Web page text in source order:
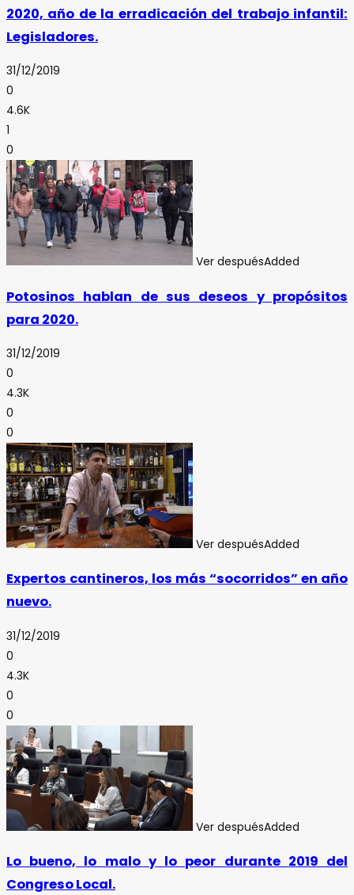
2020, año de la erradicación del trabajo infantil:
Legisladores.
31/12/2019
0
4.6K
1
0
Ver despuésAdded
Potosinos hablan de sus deseos y propósitos
para 2020.
31/12/2019
0
4.3K
0
0
Ver despuésAdded
Expertos cantineros, los más “socorridos” en año
nuevo.
31/12/2019
0
4.3K
0
0
Ver despuésAdded
Lo bueno, lo malo y lo peor durante 2019 del
Congreso Local.